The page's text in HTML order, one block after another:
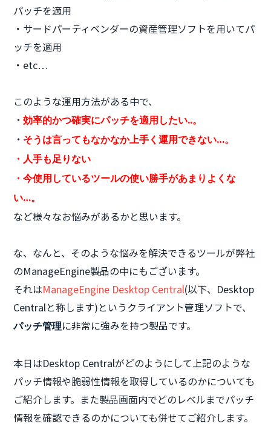
パッチを適用
・サードパーティベンダーの資産管理ソフトを用いてパ
ッチを適用
・etc…
このような運用方法がある中で、
・効率的かつ確実にパッチを適用したい..。
・ そうは言ってもなかなか上手く運用できない…。
・人手も足りない
・今使用しているツールの使い勝手があまりよくな
い…。
など様々なお悩みがあるかと思います。
な、なんと、そのような悩みを解決できるツールが弊社
のManageEngine製品の中にもございます。
それはManageEngine Desktop Central(以下、Desktop
Centralと称します)というクライアント管理ソフトで、
パッチ管理に非常に強みを持つ製品です。
本日はDesktop Centralがどのようにして上記のような
パッチ情報や脆弱性情報を取得しているのかについても
ご紹介します。また製品画面内でどのレベルまでパッチ
情報を確認できるのかについても併せてご紹介します。